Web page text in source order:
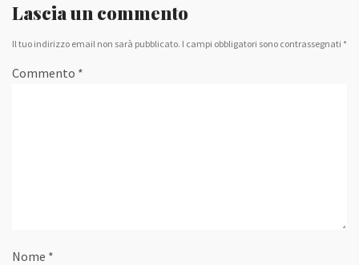
Lascia un commento
Il tuo indirizzo email non sarà pubblicato. I campi obbligatori sono contrassegnati *
Commento *
Nome *